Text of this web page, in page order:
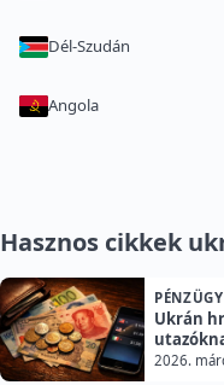
Dél-Szudán
Angola
Hasznos cikkek
Ukrán
2026.